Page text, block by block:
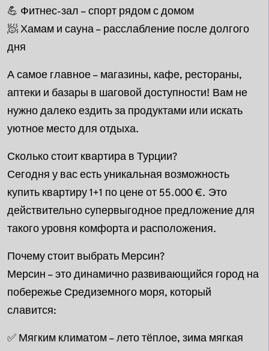
💪 Фитнес-зал – спорт рядом с домом
🧖 Хамам и сауна – расслабление после долгого
дня
А самое главное – магазины, кафе, рестораны,
аптеки и базары в шаговой доступности! Вам не
нужно далеко ездить за продуктами или искать
уютное место для отдыха.
Сколько стоит квартира в Турции?
Сегодня у вас есть уникальная возможность
купить квартиру 1+1 по цене от 55.000 €. Это
действительно супервыгодное предложение для
такого уровня комфорта и расположения.
Почему стоит выбрать Мерсин?
Мерсин – это динамично развивающийся город на
побережье Средиземного моря, который
славится:
✅ Мягким климатом – лето тёплое, зима мягкая